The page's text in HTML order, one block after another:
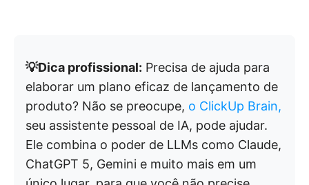
💡Dica profissional: Precisa de ajuda para
elaborar um plano eficaz de lançamento de
produto? Não se preocupe, o ClickUp Brain,
seu assistente pessoal de IA, pode ajudar.
Ele combina o poder de LLMs como Claude,
ChatGPT 5, Gemini e muito mais em um